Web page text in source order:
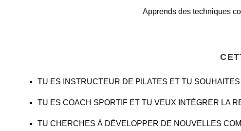
Apprends des techniques
TU ES INSTRUCTEUR DE PILATES ET TU
TU ES COACH SPORTIF ET TU VEUX INTÉGRER LA
TU CHERCHES À DÉVELOPPER DE NOUVELLES